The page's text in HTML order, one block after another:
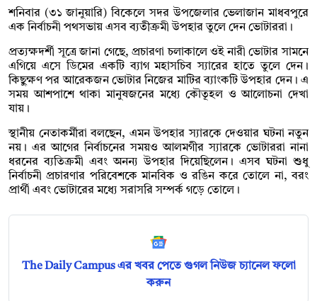
শনিবার (৩১ জানুয়ারি) বিকেলে সদর উপজেলার ভেলাজান মাধবপুরে
এক নির্বাচনী পথসভায় এসব ব্যতীক্রমী উপহার তুলে দেন ভোটাররা।
প্রত্যক্ষদর্শী সূত্রে জানা গেছে, প্রচারণা চলাকালে ওই নারী ভোটার সামনে
এগিয়ে এসে ডিমের একটি ব্যাগ মহাসচিব স্যারের হাতে তুলে দেন।
কিছুক্ষণ পর আরেকজন ভোটার নিজের মাটির ব্যাংকটি উপহার দেন। এ
সময় আশপাশে থাকা মানুষজনের মধ্যে কৌতূহল ও আলোচনা দেখা
যায়।
স্থানীয় নেতাকর্মীরা বলছেন, এমন উপহার স্যারকে দেওয়ার ঘটনা নতুন
নয়। এর আগের নির্বাচনের সময়ও আলমগীর স্যারকে ভোটাররা নানা
ধরনের ব্যতিক্রমী এবং অনন্য উপহার দিয়েছিলেন। এসব ঘটনা শুধু
নির্বাচনী প্রচারণার পরিবেশকে মানবিক ও রঙিন করে তোলে না, বরং
প্রার্থী এবং ভোটারের মধ্যে সরাসরি সম্পর্ক গড়ে তোলে।
The Daily Campus এর খবর পেতে গুগল নিউজ চ্যানেল ফলো
করুন